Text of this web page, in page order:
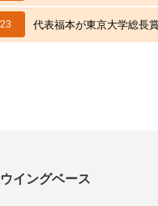
代表福本が東京大学総長
イングベース